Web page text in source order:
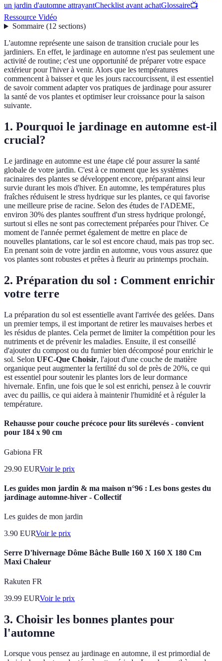
un jardin d'automne attrayantChecklist avant achatGlossaire📺
Ressource Vidéo
Sommaire(12 sections)
L'automne représente une saison de transition cruciale pour les
jardiniers. En effet, le jardinage en automne n'est pas seulement une
activité de routine; c'est une opportunité de préparer votre espace
extérieur pour l'hiver à venir. Alors que les températures
commencent à baisser et que les jours raccourcissent, il est essentiel
de savoir comment adapter vos pratiques de jardinage pour assurer
la santé de vos plantes et optimiser leur croissance pour la saison
suivante.
1. Pourquoi le jardinage en automne est-il
crucial?
Le jardinage en automne est une étape clé pour assurer la santé
globale de votre jardin. C'est à ce moment que les systèmes
racinaires des plantes se développent encore, préparant ainsi leur
survie durant les mois d'hiver. En automne, les températures plus
fraîches réduisent le stress hydrique sur les plantes, ce qui favorise
une meilleure prise de racine. Selon des études de l'ADEME,
environ 30% des plantes souffrent d'un stress hydrique prolongé,
surtout si elles ne sont pas correctement préparées pour l'hiver. Ce
moment de l'année permet également de mettre en place de
nouvelles plantations, car le sol est encore chaud, mais pas trop sec.
En prenant soin de votre jardin en automne, vous vous assurez que
vos plantes sont robustes et prêtes à fleurir au printemps prochain.
2. Préparation du sol : Comment enrichir
votre terre
La préparation du sol est essentielle avant l'arrivée des gelées. Dans
un premier temps, il est important de retirer les mauvaises herbes et
les résidus de plantes. Cela permet de limiter la compétition pour les
nutriments et de prévenir les maladies. Ensuite, il est conseillé
d'ajouter du compost ou du fumier bien décomposé pour enrichir le
sol. Selon UFC-Que Choisir, l'ajout d'une couche de matière
organique peut augmenter la fertilité du sol de près de 20%, ce qui
est essentiel pour soutenir les plantes lors de leur dormance
hivernale. Enfin, une fois que le sol est enrichi, pensez à le couvrir
avec du paillis, ce qui aidera à maintenir l'humidité et à réguler la
température.
Rehausse pour couche précoce pour lits surélevés - convient
pour 184 x 90 cm
Gabiona FR
29.90 EURVoir le prix
Les guides mon jardin & ma maison n°96 : Les bons gestes du
jardinage automne-hiver - Collectif
Les guides de mon jardin
3.90 EURVoir le prix
Serre D'hivernage Dôme Bâche Bulle 160 X 160 X 180 Cm
Maxi Chaleur
Rakuten FR
39.99 EURVoir le prix
3. Choisir les bonnes plantes pour
l'automne
Lorsque vous pensez au jardinage en automne, il est primordial de